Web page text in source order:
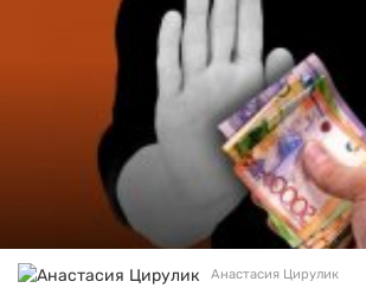
Анастасия Цирулик